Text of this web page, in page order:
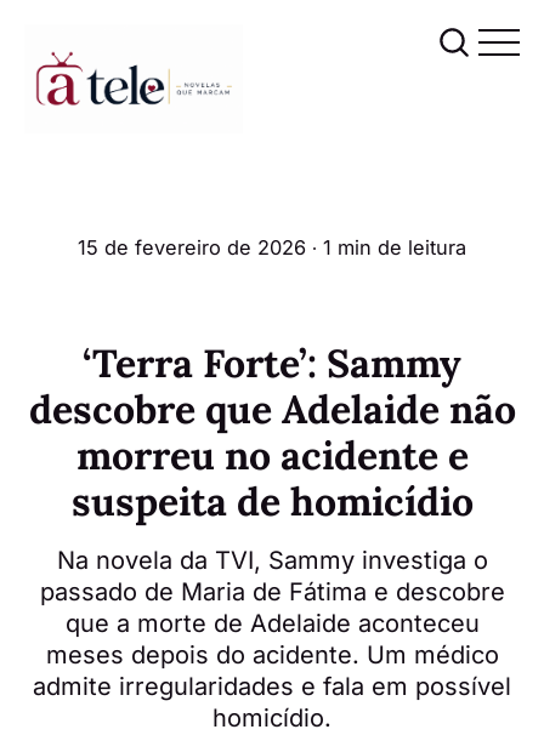
15 de fevereiro de 2026 ∙ 1 min de leitura
‘Terra Forte’: Sammy
descobre que Adelaide não
morreu no acidente e
suspeita de homicídio
Na novela da TVI, Sammy investiga o
passado de Maria de Fátima e descobre
que a morte de Adelaide aconteceu
meses depois do acidente. Um médico
admite irregularidades e fala em possível
homicídio.